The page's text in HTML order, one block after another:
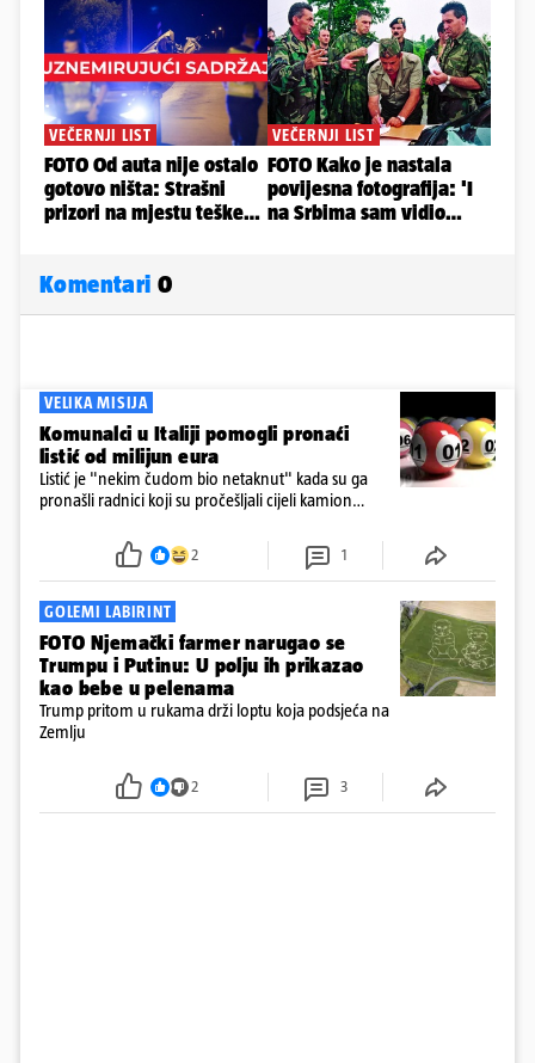
Komentari 0
VELIKA MISIJA
Komunalci u Italiji pomogli pronaći
listić od milijun eura
Listić je "nekim čudom bio netaknut" kada su ga
pronašli radnici koji su pročešljali cijeli kamion
tvrtke SANB u južnoj talijanskoj pokrajini Apuliji za
AFP u utorak.
2 1
GOLEMI LABIRINT
FOTO Njemački farmer narugao se
Trumpu i Putinu: U polju ih prikazao
kao bebe u pelenama
Trump pritom u rukama drži loptu koja podsjeća na
Zemlju
2 3